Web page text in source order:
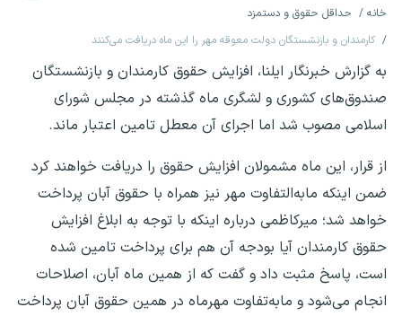
خانه
حداقل حقوق و دستمزد
کارمندان و بازنشستگان دولت معوقه مهر را این ماه دریافت می‌کنند
به گزارش خبرنگار ایلنا، افزایش حقوق کارمندان و بازنشستگان
صندوق‌های کشوری و لشگری ماه گذشته در مجلس شورای
اسلامی مصوب شد اما اجرای آن معطل تامین اعتبار ماند.
از قرار، این ماه مشمولان افزایش حقوق را دریافت خواهند کرد
ضمن اینکه مابه‌التفاوت مهر نیز همراه با حقوق آبان پرداخت
خواهد شد؛ میرکاظمی درباره اینکه با توجه به ابلاغ افزایش
حقوق کارمندان آیا بودجه آن هم برای پرداخت تامین شده
است، پاسخ مثبت داد و گفت که از همین ماه آبان، اصلاحات
انجام می‌شود و مابه‌تفاوت مهرماه در همین حقوق آبان پرداخت